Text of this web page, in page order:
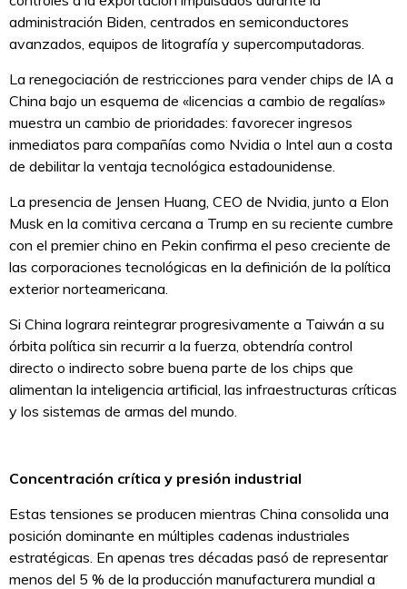
administración Biden, centrados en semiconductores
avanzados, equipos de litografía y supercomputadoras.
La renegociación de restricciones para vender chips de IA a
China bajo un esquema de «licencias a cambio de regalías»
muestra un cambio de prioridades: favorecer ingresos
inmediatos para compañías como Nvidia o Intel aun a costa
de debilitar la ventaja tecnológica estadounidense.
La presencia de Jensen Huang, CEO de Nvidia, junto a Elon
Musk en la comitiva cercana a Trump en su reciente cumbre
con el premier chino en Pekin confirma el peso creciente de
las corporaciones tecnológicas en la definición de la política
exterior norteamericana.
Si China lograra reintegrar progresivamente a Taiwán a su
órbita política sin recurrir a la fuerza, obtendría control
directo o indirecto sobre buena parte de los chips que
alimentan la inteligencia artificial, las infraestructuras críticas
y los sistemas de armas del mundo.
Concentración crítica y presión industrial
Estas tensiones se producen mientras China consolida una
posición dominante en múltiples cadenas industriales
estratégicas. En apenas tres décadas pasó de representar
menos del 5 % de la producción manufacturera mundial a